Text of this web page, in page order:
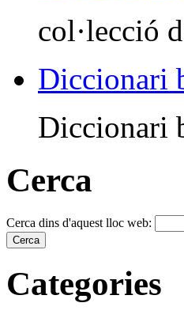
col·lecció
Diccionari
Diccionari
Cerca
Cerca dins d'aquest lloc web:
Categories